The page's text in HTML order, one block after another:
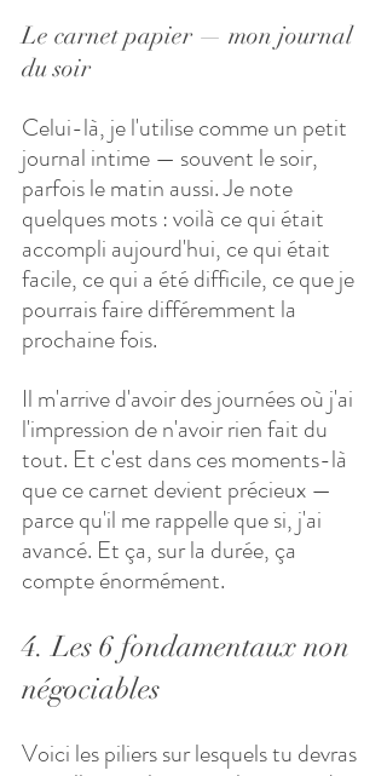
Le carnet papier — mon journal
du soir
Celui-là, je l'utilise comme un petit
journal intime — souvent le soir,
parfois le matin aussi. Je note
quelques mots : voilà ce qui était
accompli aujourd'hui, ce qui était
facile, ce qui a été difficile, ce que je
pourrais faire différemment la
prochaine fois.
Il m'arrive d'avoir des journées où j'ai
l'impression de n'avoir rien fait du
tout. Et c'est dans ces moments-là
que ce carnet devient précieux —
parce qu'il me rappelle que si, j'ai
avancé. Et ça, sur la durée, ça
compte énormément.
4. Les 6 fondamentaux non
négociables
Voici les piliers sur lesquels tu devras